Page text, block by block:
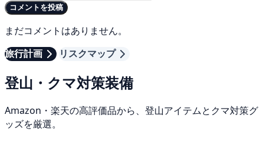
コメントを投稿
まだコメントはありません。
旅行計画
リスクマップ
登山・クマ対策装備
Amazon・楽天の高評価品から、登山アイテムとクマ対策グ
ッズを厳選。